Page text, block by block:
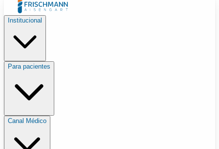
Institucional
Para pacientes
Canal Médico